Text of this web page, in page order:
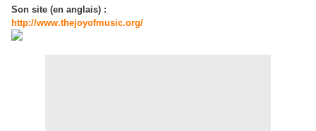
Son site (en anglais) :
http://www.thejoyofmusic.org/